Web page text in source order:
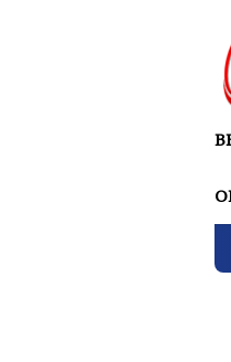
Bungur Raya Bulatkan